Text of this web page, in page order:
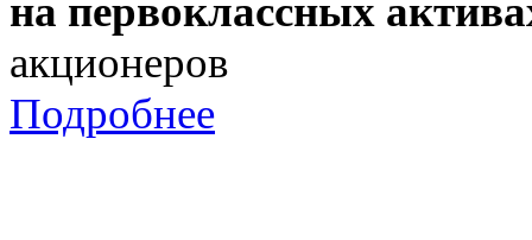
на первоклассных
акционеров
Подробнее